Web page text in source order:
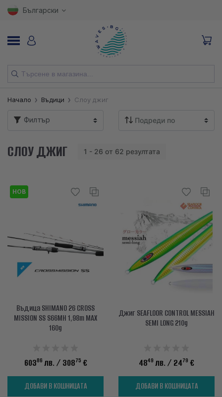
Български
НОВИ
ВЪДИЦИ
КУКИ
АКСЕСОАРИ
ОБЛЕКЛО
НАМАЛЕНИЯ
ЛЮБИМИ
ФИЗИЧЕСКИ МАГАЗИН
СОФИЯ 1700, СТУДЕНТСКИ ГРАД, УЛ. ПРОФ. АЛЕКСАНДЪР ФОЛ 2,
Начало Въдици Слоу джиг
Филтър
СЛОУ ДЖИГ 1 - 26 от 62 резултата
НОВ
Въдица SHIMANO 26 CROSS
MISSION SS S66MH 1,98m MAX
160g
60386 лв. / 30875 €
ДОБАВИ В КОШНИЦАТА
Джиг SEAFLOOR CONTROL MESSIAH
SEMI LONG 210g
4849 лв. / 2479 €
ДОБАВИ В КОШНИЦАТА